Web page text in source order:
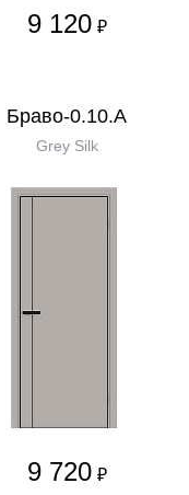
9 120 ₽
Браво-0.10.А
Grey Silk
9 720 ₽